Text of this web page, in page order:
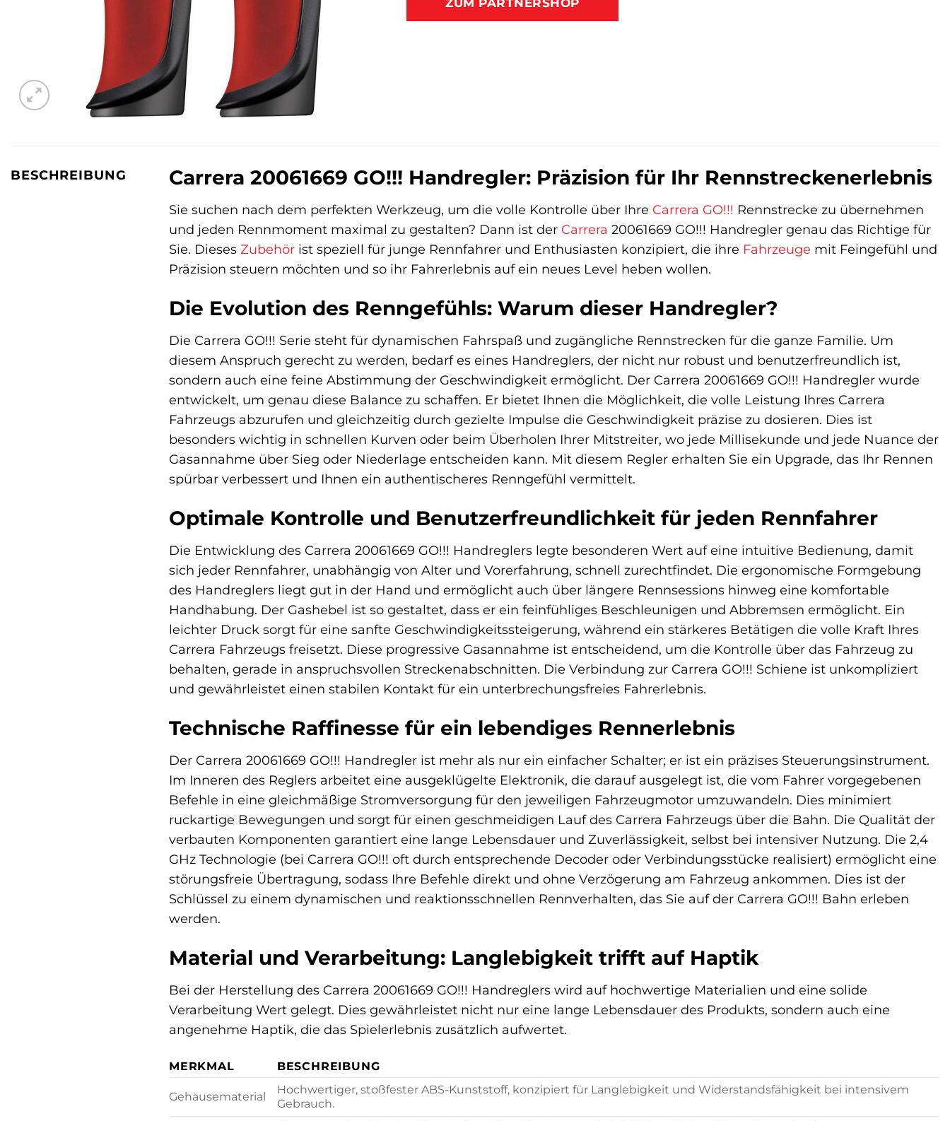
BESCHREIBUNG Carrera 20061669 GO!!! Handregler: Präzision für Ihr Rennstreckenerlebnis
Sie suchen nach dem perfekten Werkzeug, um die volle Kontrolle über Ihre Carrera GO!!! Rennstrecke zu übernehmen
und jeden Rennmoment maximal zu gestalten? Dann ist der Carrera 20061669 GO!!! Handregler genau das Richtige für
Sie. Dieses Zubehör ist speziell für junge Rennfahrer und Enthusiasten konzipiert, die ihre Fahrzeuge mit Feingefühl und
Präzision steuern möchten und so ihr Fahrerlebnis auf ein neues Level heben wollen.
Die Evolution des Renngefühls: Warum dieser Handregler?
Die Carrera GO!!! Serie steht für dynamischen Fahrspaß und zugängliche Rennstrecken für die ganze Familie. Um
diesem Anspruch gerecht zu werden, bedarf es eines Handreglers, der nicht nur robust und benutzerfreundlich ist,
sondern auch eine feine Abstimmung der Geschwindigkeit ermöglicht. Der Carrera 20061669 GO!!! Handregler wurde
entwickelt, um genau diese Balance zu schaffen. Er bietet Ihnen die Möglichkeit, die volle Leistung Ihres Carrera
Fahrzeugs abzurufen und gleichzeitig durch gezielte Impulse die Geschwindigkeit präzise zu dosieren. Dies ist
besonders wichtig in schnellen Kurven oder beim Überholen Ihrer Mitstreiter, wo jede Millisekunde und jede Nuance der
Gasannahme über Sieg oder Niederlage entscheiden kann. Mit diesem Regler erhalten Sie ein Upgrade, das Ihr Rennen
spürbar verbessert und Ihnen ein authentischeres Renngefühl vermittelt.
Optimale Kontrolle und Benutzerfreundlichkeit für jeden Rennfahrer
Die Entwicklung des Carrera 20061669 GO!!! Handreglers legte besonderen Wert auf eine intuitive Bedienung, damit
sich jeder Rennfahrer, unabhängig von Alter und Vorerfahrung, schnell zurechtfindet. Die ergonomische Formgebung
des Handreglers liegt gut in der Hand und ermöglicht auch über längere Rennsessions hinweg eine komfortable
Handhabung. Der Gashebel ist so gestaltet, dass er ein feinfühliges Beschleunigen und Abbremsen ermöglicht. Ein
leichter Druck sorgt für eine sanfte Geschwindigkeitssteigerung, während ein stärkeres Betätigen die volle Kraft Ihres
Carrera Fahrzeugs freisetzt. Diese progressive Gasannahme ist entscheidend, um die Kontrolle über das Fahrzeug zu
behalten, gerade in anspruchsvollen Streckenabschnitten. Die Verbindung zur Carrera GO!!! Schiene ist unkompliziert
und gewährleistet einen stabilen Kontakt für ein unterbrechungsfreies Fahrerlebnis.
Technische Raffinesse für ein lebendiges Rennerlebnis
Der Carrera 20061669 GO!!! Handregler ist mehr als nur ein einfacher Schalter; er ist ein präzises Steuerungsinstrument.
Im Inneren des Reglers arbeitet eine ausgeklügelte Elektronik, die darauf ausgelegt ist, die vom Fahrer vorgegebenen
Befehle in eine gleichmäßige Stromversorgung für den jeweiligen Fahrzeugmotor umzuwandeln. Dies minimiert
ruckartige Bewegungen und sorgt für einen geschmeidigen Lauf des Carrera Fahrzeugs über die Bahn. Die Qualität der
verbauten Komponenten garantiert eine lange Lebensdauer und Zuverlässigkeit, selbst bei intensiver Nutzung. Die 2,4
GHz Technologie (bei Carrera GO!!! oft durch entsprechende Decoder oder Verbindungsstücke realisiert) ermöglicht eine
störungsfreie Übertragung, sodass Ihre Befehle direkt und ohne Verzögerung am Fahrzeug ankommen. Dies ist der
Schlüssel zu einem dynamischen und reaktionsschnellen Rennverhalten, das Sie auf der Carrera GO!!! Bahn erleben
werden.
Material und Verarbeitung: Langlebigkeit trifft auf Haptik
Bei der Herstellung des Carrera 20061669 GO!!! Handreglers wird auf hochwertige Materialien und eine solide
Verarbeitung Wert gelegt. Dies gewährleistet nicht nur eine lange Lebensdauer des Produkts, sondern auch eine
angenehme Haptik, die das Spielerlebnis zusätzlich aufwertet.
MERKMAL BESCHREIBUNG
Gehäusematerial
Hochwertiger, stoßfester ABS-Kunststoff, konzipiert für Langlebigkeit und Widerstandsfähigkeit bei intensivem
Gebrauch.